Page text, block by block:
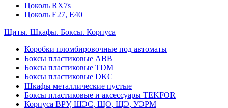
Цоколь RX7s
Цоколь Е27, E40
Щиты. Шкафы. Боксы. Корпуса
Коробки пломбировочные под автоматы
Боксы пластиковые ABB
Боксы пластиковые TDM
Боксы пластиковые DKC
Шкафы металлические пустые
Боксы пластиковые и аксессуары TEKFOR
Корпуса ВРУ, ШЭС, ЩО, ЩЭ, УЭРМ